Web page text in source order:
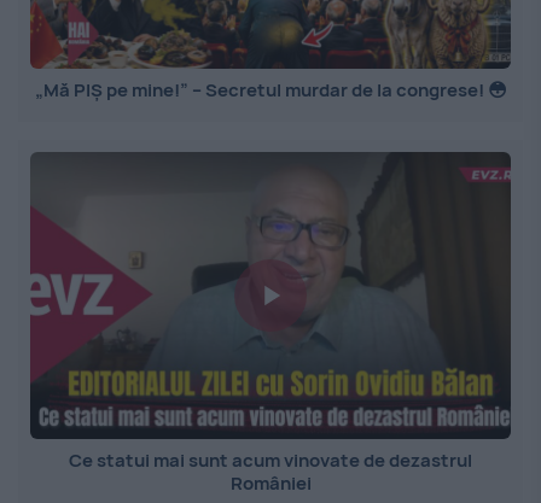
„Mă PIȘ pe mine!” – Secretul murdar de la congrese! 😳
Ce statui mai sunt acum vinovate de dezastrul
României